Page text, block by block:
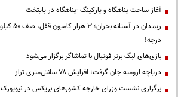
آغاز ساخت پناهگاه و پارکینگ -پناهگاه در پایتخت
درجه!
بازی‌های لیگ برتر فوتبال با تماشاگر برگزار می‌شود
دریاچه ارومیه جان گرفت؛ افزایش ۷۸ سانتی‌متری تراز
برگزاری نشست وزرای خارجه کشورهای بریکس در نیویورک